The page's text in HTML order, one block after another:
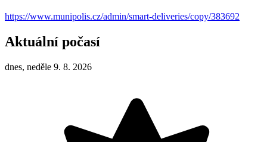
https://www.munipolis.cz/admin/smart-deliveries/copy/383692
Aktuální počasí
dnes, neděle 9. 8. 2026